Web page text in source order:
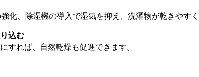
化、除湿機の導入で湿気を抑え、洗濯物が乾きやすく
込む
すれば、自然乾燥も促進できます。